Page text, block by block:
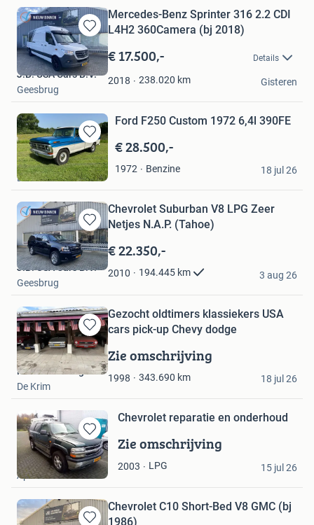
Bewaren
in
Mijn
Favorieten
Mercedes-Benz Sprinter 316 2.2 CDI
L4H2 360Camera (bj 2018)
€ 17.500,- Details
2018 238.020 km
J.B. USA Cars B.V.
Geesbrug
Gisteren
Bewaren
in
Mijn
Favorieten
Ford F250 Custom 1972 6,4l 390FE
€ 28.500,-
1972 Benzine
johan vd bergh
Dalem
18 jul 26
Bewaren
in
Mijn
Favorieten
Chevrolet Suburban V8 LPG Zeer
Netjes N.A.P. (Tahoe)
€ 22.350,-
2010 194.445 km
J.B. USA Cars B.V.
Geesbrug
3 aug 26
Bewaren
in
Mijn
Favorieten
Gezocht oldtimers klassiekers USA
cars pick-up Chevy dodge
Zie omschrijving
1998 343.690 km
Neutel Trading
De Krim
18 jul 26
Bewaren
in
Mijn
Favorieten
Chevrolet reparatie en onderhoud
Zie omschrijving
2003 LPG
rj.merlijn usa cars
Apeldoorn
15 jul 26
Chevrolet C10 Short-Bed V8 GMC (bj
1986)